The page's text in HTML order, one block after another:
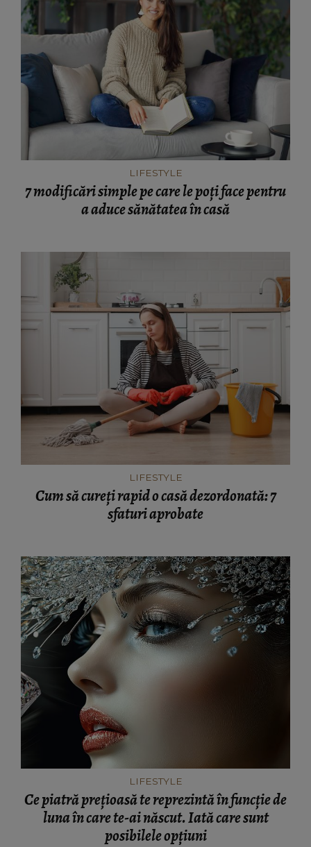
LIFESTYLE
7 modificări simple pe care le poți face pentru
a aduce sănătatea în casă
LIFESTYLE
Cum să cureți rapid o casă dezordonată: 7
sfaturi aprobate
LIFESTYLE
Ce piatră prețioasă te reprezintă în funcție de
luna în care te-ai născut. Iată care sunt
posibilele opțiuni